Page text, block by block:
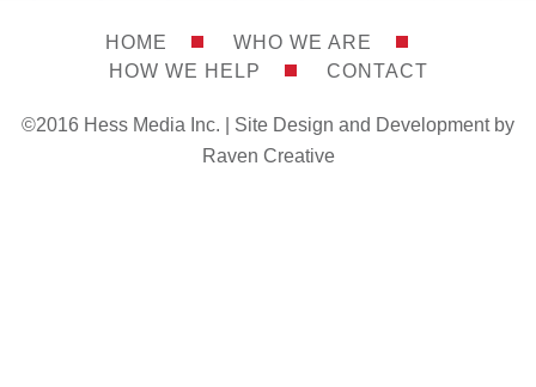
HOME
WHO WE ARE
HOW WE HELP
CONTACT
©2016 Hess Media Inc. | Site Design and Development by
Raven Creative